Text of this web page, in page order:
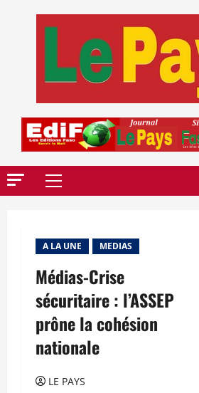
Menu
A LA UNE MEDIAS
Médias-Crise
sécuritaire : l’ASSEP
prône la cohésion
nationale
LE PAYS